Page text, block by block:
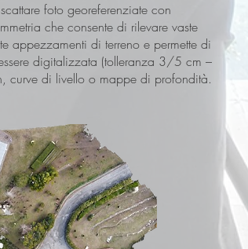
foto georeferenziate con
che consente di rilevare vaste
appezzamenti di terreno e permette di
digitalizzata (tolleranza 3/5 cm –
curve di livello o mappe di profondità.